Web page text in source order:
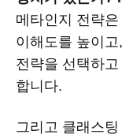
메타인지 전략
이해도를 높이
전략을 선택하
합니다.
그리고 클래스